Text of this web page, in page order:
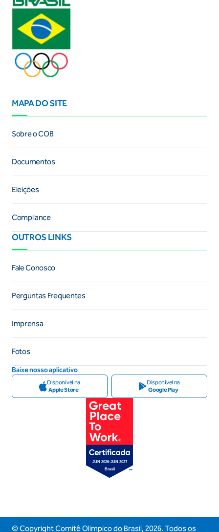
MAPA DO SITE
Sobre o COB
Documentos
Eleições
Compliance
OUTROS LINKS
Fale Conosco
Perguntas Frequentes
Imprensa
Fotos
Baixe nosso aplicativo
Disponível na
Apple Store
Disponível na
Google Play
© Copyright Comitê Olimpico do Brasil, 2026. Todos os